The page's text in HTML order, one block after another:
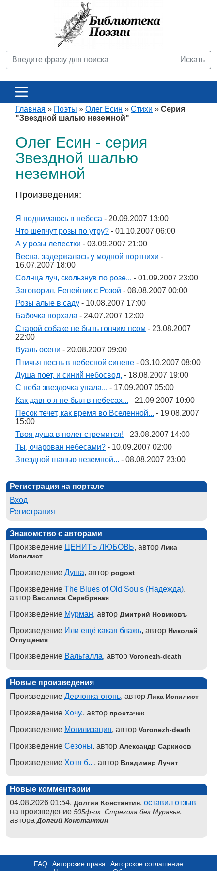
Искать
Главная » Поэты » Олег Есин » Стихи » Серия
"Звездной шалью неземной"
Олег Есин - серия
Звездной шалью
неземной
Произведения:
Я поднимаюсь в небеса - 20.09.2007 13:00
Что шепчут розы по утру? - 01.10.2007 06:00
А у розы лепестки - 03.09.2007 21:00
Весна, задержалась у модной портнихи -
16.07.2007 18:00
Солнца луч, скользнув по розе... - 01.09.2007 23:00
Заговорил, Репейник с Розой - 08.08.2007 00:00
Розы алые в саду - 10.08.2007 17:00
Бабочка порхала - 24.07.2007 12:00
Старой собаке не быть гончим псом - 23.08.2007
22:00
Вуаль осени - 20.08.2007 09:00
Птичья песнь в небесной синеве - 03.10.2007 08:00
Душа поет, и синий небосвод. - 18.08.2007 19:00
С неба звездочка упала... - 17.09.2007 05:00
Как давно я не был в небесах... - 21.09.2007 10:00
Песок течет, как время во Вселенной... - 19.08.2007
15:00
Твоя душа в полет стремится! - 23.08.2007 14:00
Ты, очарован небесами? - 10.09.2007 02:00
Звездной шалью неземной... - 08.08.2007 23:00
Регистрация на портале
Вход
Регистрация
Знакомство с авторами
Произведение ЦЕНИТЬ ЛЮБОВЬ, автор Лика
Испилист
Произведение Душа, автор pogost
Произведение The Blues of Old Souls (Надежда),
автор Василиса Серебряная
Произведение Мурман, автор Дмитрий Новиковъ
Произведение Или ещё какая блажь, автор Николай
Отпущения
Произведение Вальгалла, автор Voronezh-death
Новые произведения
Произведение Девчонка-огонь, автор Лика Испилист
Произведение Хочу., автор простачек
Произведение Могилизация, автор Voronezh-death
Произведение Сезоны, автор Александр Саркисов
Произведение Хотя б..., автор Владимир Лучит
Новые комментарии
04.08.2026 01:54, Долгий Константин, оставил отзыв
на произведение 505ф-ок. Стрекоза без Муравья,
автораДолгий Константин
FAQ Авторские права
Авторское соглашение